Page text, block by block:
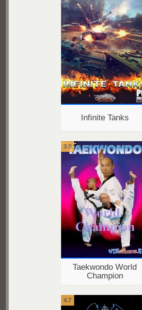
Infinite Tanks
3.0
Taekwondo World
Champion
4.7